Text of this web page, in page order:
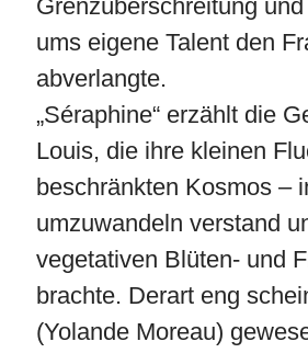
Grenzüberschreitung
ums eigene Talent den
abverlangte.
„Séraphine“ erzählt die
Louis, die ihre kleinen
beschränkten Kosmos –
umzuwandeln verstand
vegetativen Blüten- und
brachte. Derart eng
(Yolande Moreau)